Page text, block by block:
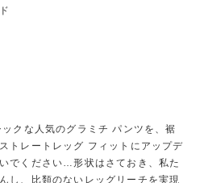
クな人気のグラミチ パンツを、裾
トレートレッグ フィットにアップデ
でください…形状はさておき、私た
し、比類のないレッグリーチを実現